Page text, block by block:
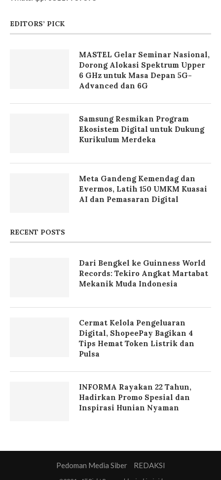
Kurikulum Merdeka
AI dan Pemasaran Digital
Dari Bengkel ke Guinness World
Records: Tekiro Angkat Martabat
Mekanik Muda Indonesia
Cermat Kelola Pengeluaran
Tips Hemat Token Listrik dan
Pulsa
INFORMA Rayakan 22 Tahun,
Inspirasi Hunian Nyaman
Pedoman Media Siber REDAKSI
@2021 - All Right Reserved. harianbisnis.id